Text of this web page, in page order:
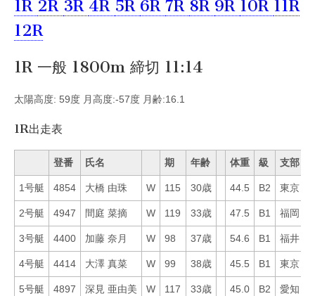
1R 2R 3R 4R 5R 6R 7R 8R 9R 10R 11R
12R
1R 一般 1800m 締切 11:14
太陽高度: 59度 月高度:-57度 月齢:16.1
1R出走表
登番 氏名 期 年齢 体重 級 支部
1号艇 4854 大橋 由珠 W 115 30歳 44.5 B2 東京
2号艇 4947 間庭 菜摘 W 119 33歳 47.5 B1 福岡
3号艇 4400 加藤 奈月 W 98 37歳 54.6 B1 福井
4号艇 4414 大澤 真菜 W 99 38歳 45.5 B1 東京
5号艇 4897 深見 亜由美 W 117 33歳 45.0 B2 愛知